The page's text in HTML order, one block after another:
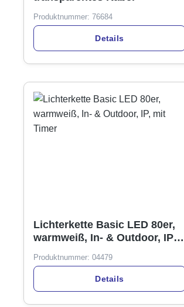
Produktnummer: 76684
Details
Lichterkette Basic LED 80er,
warmweiß, In- & Outdoor, IP,
Produktnummer: 04479
Details